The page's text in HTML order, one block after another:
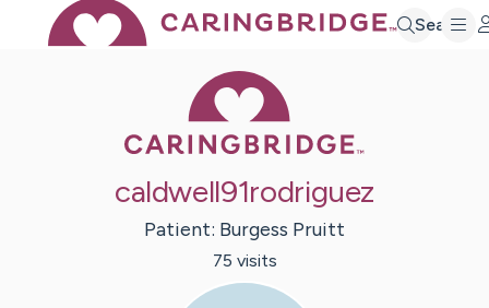
Search
caldwell91rodriguez
Patient: Burgess Pruitt
75 visits